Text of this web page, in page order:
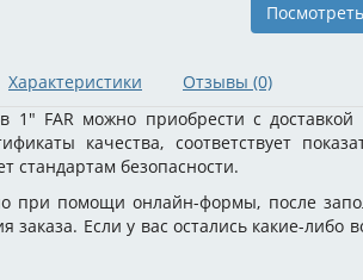
Характеристики Отзывы (0)
1" FAR можно приобрести с
качества, соответствует
стандартам безопасности.
при помощи онлайн-формы, после
заказа. Если у вас остались какие-либо